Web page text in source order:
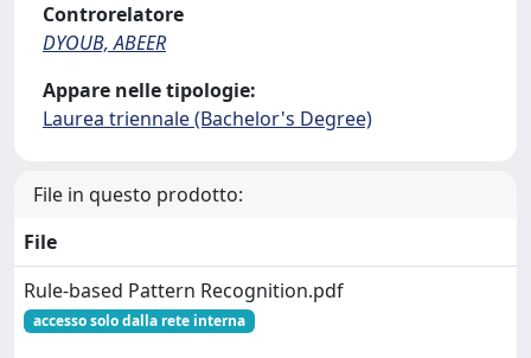
Controrelatore
DYOUB, ABEER
Appare nelle tipologie:
Laurea triennale (Bachelor's Degree)
File in questo prodotto:
File
Rule-based Pattern Recognition.pdf
accesso solo dalla rete interna